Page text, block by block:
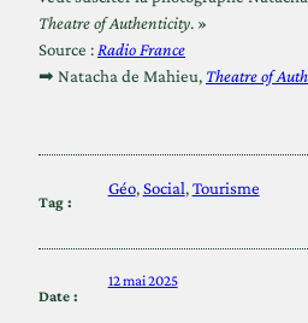
Theatre of Authenticity. »
Source : Radio France
➡ Natacha de Mahieu, Theatre of
Tag :
Géo, Social, Tourisme
Date :
12 mai 2025